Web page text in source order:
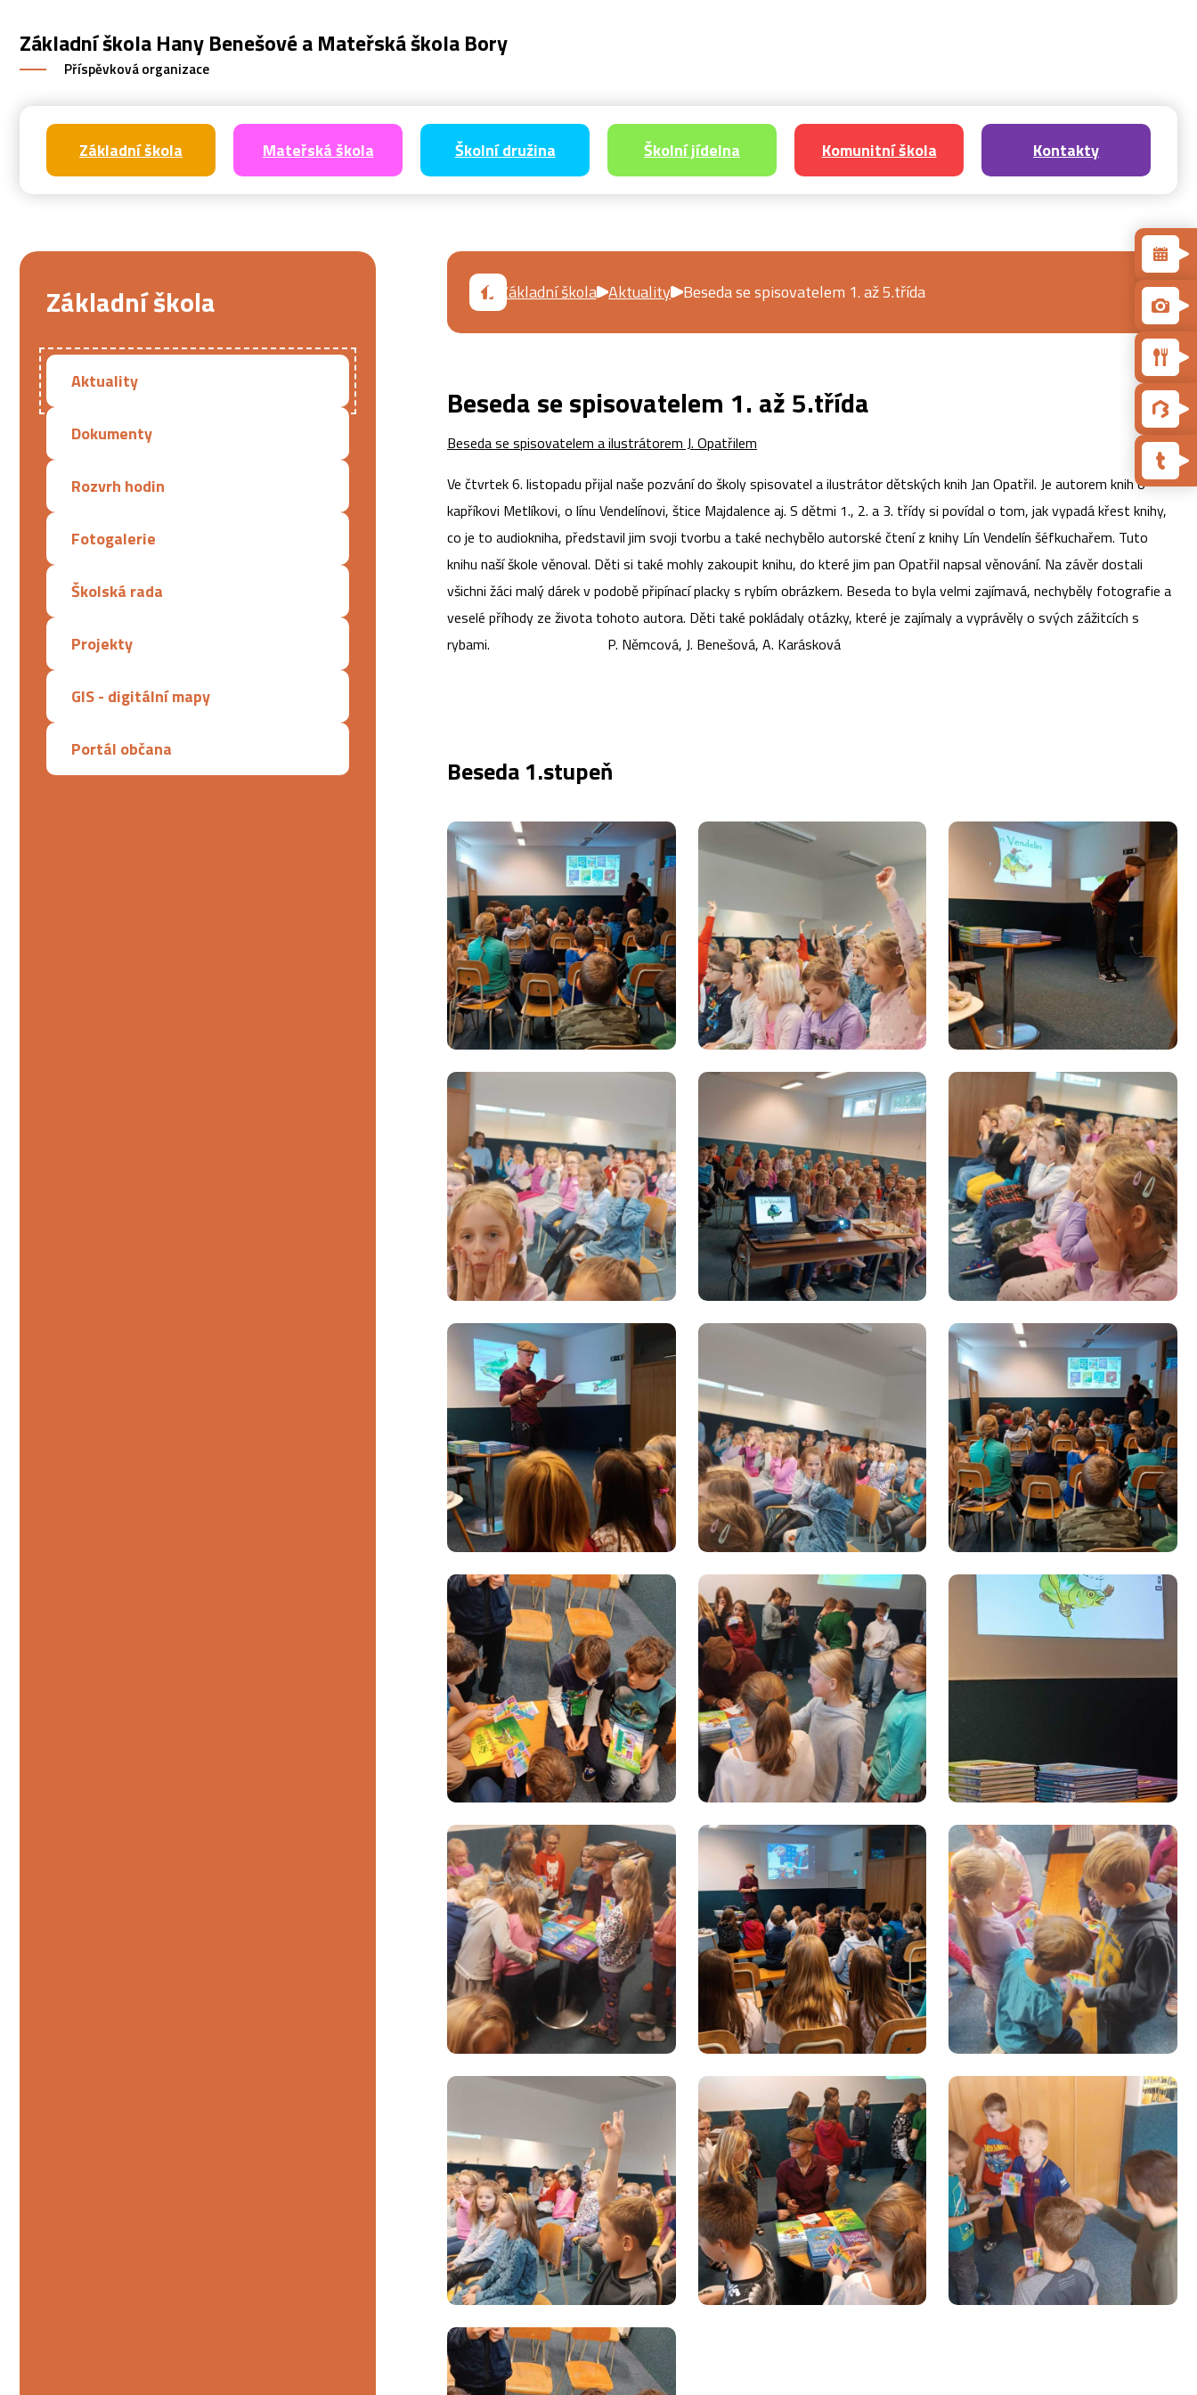
Základní škola Hany Benešové a Mateřská škola Bory
Příspěvková organizace
Základní škola Mateřská škola Školní družina Školní jídelna Komunitní škola Kontakty
Základní škola Aktuality Beseda se spisovatelem 1. až 5.třída
Beseda se spisovatelem 1. až 5.třída
Beseda se spisovatelem a ilustrátorem J. Opatřilem
Ve čtvrtek 6. listopadu přijal naše pozvání do školy spisovatel a ilustrátor dětských knih Jan Opatřil. Je autorem knih o
kapříkovi Metlíkovi, o línu Vendelínovi, štice Majdalence aj. S dětmi 1., 2. a 3. třídy si povídal o tom, jak vypadá křest knihy,
co je to audiokniha, představil jim svoji tvorbu a také nechybělo autorské čtení z knihy Lín Vendelín šéfkuchařem. Tuto
knihu naší škole věnoval. Děti si také mohly zakoupit knihu, do které jim pan Opatřil napsal věnování. Na závěr dostali
všichni žáci malý dárek v podobě připínací placky s rybím obrázkem. Beseda to byla velmi zajímavá, nechyběly fotografie a
veselé příhody ze života tohoto autora. Děti také pokládaly otázky, které je zajímaly a vyprávěly o svých zážitcích s
rybami. P. Němcová, J. Benešová, A. Karásková
Beseda 1.stupeň
Základní škola
Aktuality
Dokumenty
Rozvrh hodin
Fotogalerie
Školská rada
Projekty
GIS - digitální mapy
Portál občana